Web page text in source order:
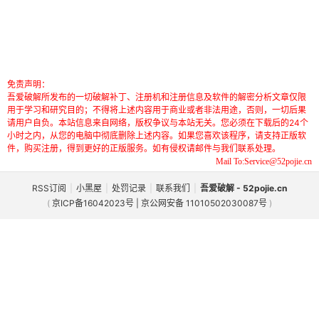
免责声明：
吾爱破解所发布的一切破解补丁、注册机和注册信息及软件的解密分析文章仅限
用于学习和研究目的；不得将上述内容用于商业或者非法用途，否则，一切后果
请用户自负。本站信息来自网络，版权争议与本站无关。您必须在下载后的24个
小时之内，从您的电脑中彻底删除上述内容。如果您喜欢该程序，请支持正版软
件，购买注册，得到更好的正版服务。如有侵权请邮件与我们联系处理。
Mail To:Service@52pojie.cn
RSS订阅 小黑屋 处罚记录 联系我们
吾爱破解 - 52pojie.cn
( 京ICP备16042023号 | 京公网安备 11010502030087号 )